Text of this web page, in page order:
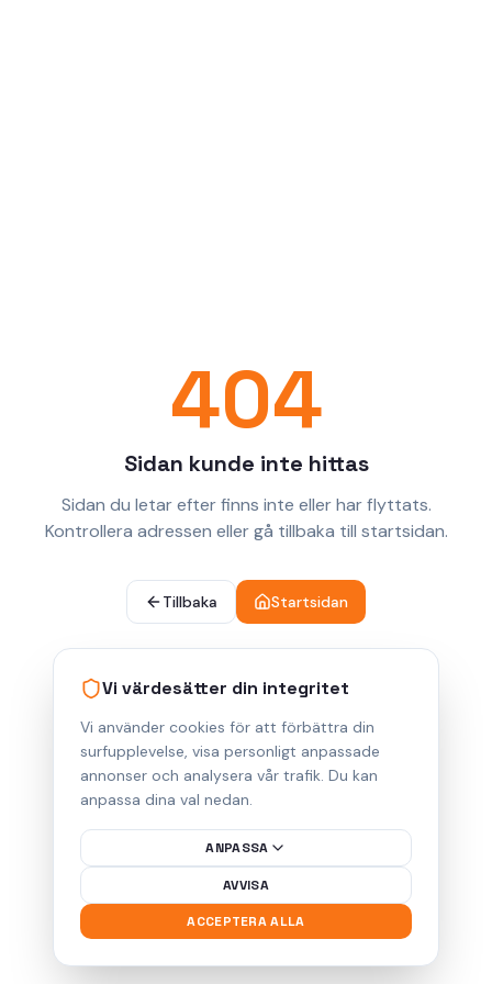
Vi värdesätter din integritet
Vi använder cookies för att förbättra din
surfupplevelse, visa personligt anpassade
annonser och analysera vår trafik. Du kan
anpassa dina val nedan.
ANPASSA
AVVISA
ACCEPTERA ALLA
404
Sidan kunde inte hittas
Sidan du letar efter finns inte eller har flyttats.
Kontrollera adressen eller gå tillbaka till startsidan.
Tillbaka Startsidan